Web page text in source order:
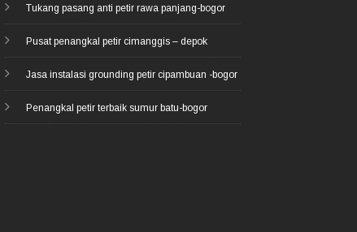
Tukang pasang anti petir rawa panjang-bogor
Pusat penangkal petir cimanggis – depok
Jasa instalasi grounding petir cipambuan -bogor
Penangkal petir terbaik sumur batu-bogor